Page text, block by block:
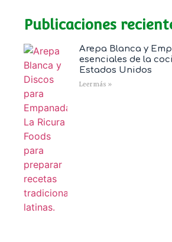
Publicaciones
Arepa Blanca y
esenciales de la
Estados Unidos
Leer más »